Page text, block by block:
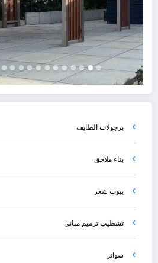
برجولات الطايف
بناء ملاحق
بيوت شعر
تشطيب ترميم مباني
سواتر